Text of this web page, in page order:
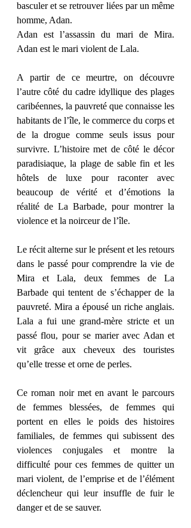
basculer et se retrouver liées par un même
homme, Adan.
Adan est l’assassin du mari de Mira.
Adan est le mari violent de Lala.
A partir de ce meurtre, on découvre
l’autre côté du cadre idyllique des plages
caribéennes, la pauvreté que connaisse les
habitants de l’île, le commerce du corps et
de la drogue comme seuls issus pour
survivre. L’histoire met de côté le décor
paradisiaque, la plage de sable fin et les
hôtels de luxe pour raconter avec
beaucoup de vérité et d’émotions la
réalité de La Barbade, pour montrer la
violence et la noirceur de l’île.
Le récit alterne sur le présent et les retours
dans le passé pour comprendre la vie de
Mira et Lala, deux femmes de La
Barbade qui tentent de s’échapper de la
pauvreté. Mira a épousé un riche anglais.
Lala a fui une grand-mère stricte et un
passé flou, pour se marier avec Adan et
vit grâce aux cheveux des touristes
qu’elle tresse et orne de perles.
Ce roman noir met en avant le parcours
de femmes blessées, de femmes qui
portent en elles le poids des histoires
familiales, de femmes qui subissent des
violences conjugales et montre la
difficulté pour ces femmes de quitter un
mari violent, de l’emprise et de l’élément
déclencheur qui leur insuffle de fuir le
danger et de se sauver.